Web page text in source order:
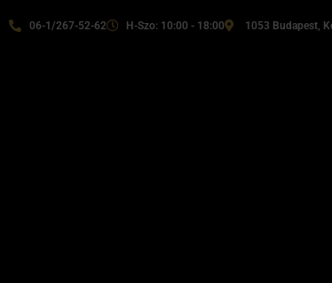
06-1/267-52-62 H-Szo: 10:00 - 18:00 1053 Budapest,